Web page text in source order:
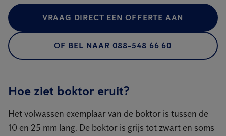
VRAAG DIRECT EEN OFFERTE AAN
OF BEL NAAR 088-548 66 60
Hoe ziet boktor eruit?
Het volwassen exemplaar van de boktor is tussen de
10 en 25 mm lang. De boktor is grijs tot zwart en soms